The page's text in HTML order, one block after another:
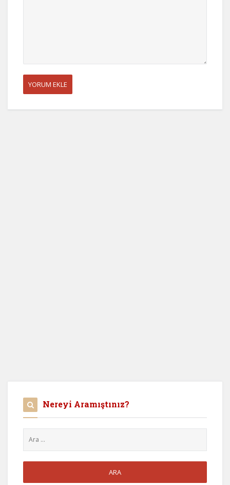
Nereyi Aramıştınız?